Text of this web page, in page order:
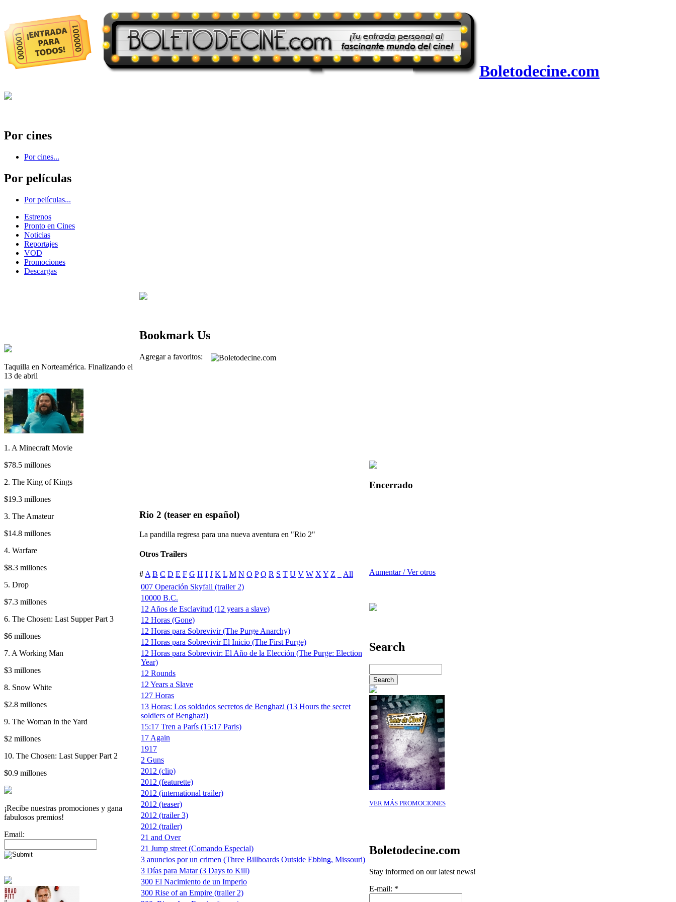
Boletodecine.com
Por cines
Por cines...
Por películas
Por películas...
Estrenos
Pronto en Cines
Noticias
Reportajes
VOD
Promociones
Descargas
Taquilla en Norteamérica. Finalizando el
13 de abril
1. A Minecraft Movie
$78.5 millones
2. The King of Kings
$19.3 millones
3. The Amateur
$14.8 millones
4. Warfare
$8.3 millones
5. Drop
$7.3 millones
6. The Chosen: Last Supper Part 3
$6 millones
7. A Working Man
$3 millones
8. Snow White
$2.8 millones
9. The Woman in the Yard
$2 millones
10. The Chosen: Last Supper Part 2
$0.9 millones
¡Recibe nuestras promociones y gana
fabulosos premios!
Email:
Bookmark Us
Agregar a favoritos:
Rio 2 (teaser en español)
La pandilla regresa para una nueva aventura en "Rio 2"
Otros Trailers
# A B C D E F G H I J K L M N O P Q R S T U V W X Y Z
All
007 Operación Skyfall (trailer 2)
10000 B.C.
12 Años de Esclavitud (12 years a slave)
12 Horas (Gone)
12 Horas para Sobrevivir (The Purge Anarchy)
12 Horas para Sobrevivir El Inicio (The First Purge)
12 Horas para Sobrevivir: El Año de la Elección (The Purge: Election
Year)
12 Rounds
12 Years a Slave
127 Horas
13 Horas: Los soldados secretos de Benghazi (13 Hours the secret
soldiers of Benghazi)
15:17 Tren a París (15:17 Paris)
17 Again
1917
2 Guns
2012 (clip)
2012 (featurette)
2012 (international trailer)
2012 (teaser)
2012 (trailer 3)
2012 (trailer)
21 and Over
21 Jump street (Comando Especial)
3 anuncios por un crimen (Three Billboards Outside Ebbing, Missouri)
3 Días para Matar (3 Days to Kill)
300 El Nacimiento de un Imperio
300 Rise of an Empire (trailer 2)
Encerrado
Aumentar / Ver otros
Search
VER MÁS PROMOCIONES
Boletodecine.com
Stay informed on our latest news!
E-mail: *